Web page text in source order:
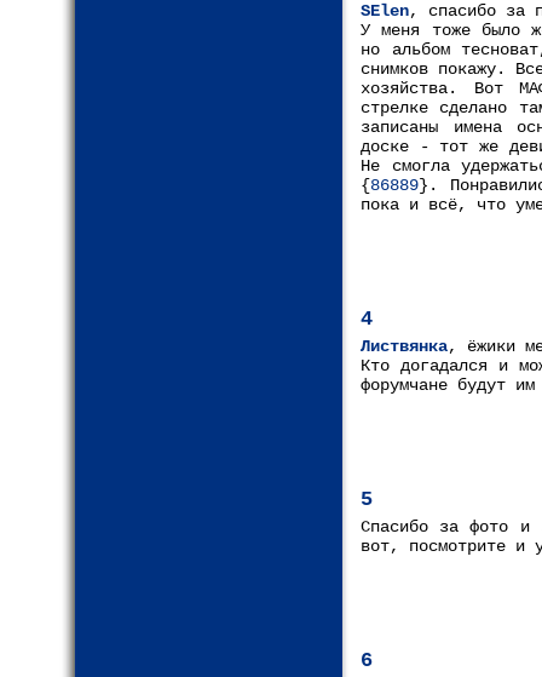
SElen, спасибо за
У меня тоже было
но альбом
снимков покажу.
хозяйства. Вот
стрелке сделано
записаны имена
доске - тот же
Не смогла
{86889}.
пока и всё, что
4
Листвянка, ёжики
Кто догадался и
форумчане будут
5
Спасибо за фото и
вот, посмотрите и
6